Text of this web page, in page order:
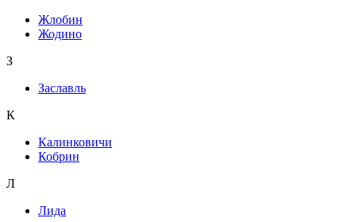
Жлобин
Жодино
З
Заславль
К
Калинковичи
Кобрин
Л
Лида